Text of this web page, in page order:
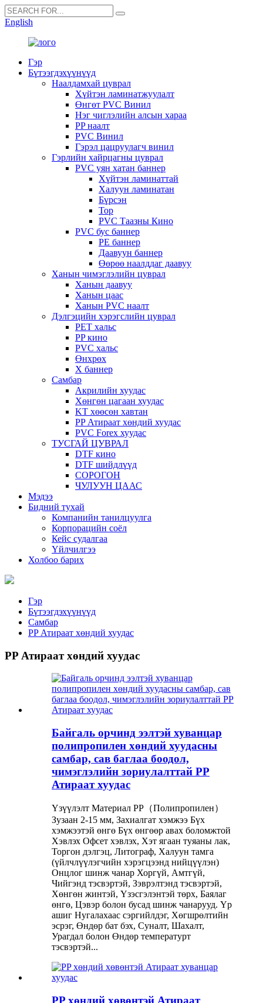
English
Гэр
Бүтээгдэхүүнүүд
Наалдамхай цуврал
Хүйтэн ламинатжуулалт
Өнгөт PVC Винил
Нэг чиглэлийн алсын хараа
PP наалт
PVC Винил
Гэрэл цацруулагч винил
Гэрлийн хайрцагны цуврал
PVC уян хатан баннер
Хүйтэн ламинаттай
Халуун ламинатан
Бүрсэн
Тор
PVC Таазны Кино
PVC бус баннер
PE баннер
Даавуун баннер
Өөрөө наалддаг даавуу
Ханын чимэглэлийн цуврал
Ханын даавуу
Ханын цаас
Ханын PVC наалт
Дэлгэцийн хэрэгслийн цуврал
PET хальс
PP кино
PVC хальс
Өнхрөх
X баннер
Самбар
Акрилийн хуудас
Хөнгөн цагаан хуудас
KT хөөсөн хавтан
PP Атираат хөндий хуудас
PVC Forex хуудас
ТУСГАЙ ЦУВРАЛ
DTF кино
DTF шийдлүүд
СОРОГОН
ЧУЛУУН ЦААС
Мэдээ
Бидний тухай
Компанийн танилцуулга
Корпорацийн соёл
Кейс судалгаа
Үйлчилгээ
Холбоо барих
Гэр
Бүтээгдэхүүнүүд
Самбар
PP Атираат хөндий хуудас
PP Атираат хөндий хуудас
Байгаль орчинд ээлтэй хуванцар
полипропилен хөндий хуудасны
самбар, сав баглаа боодол,
чимэглэлийн зориулалттай PP
Атираат хуудас
Үзүүлэлт Материал PP（Полипропилен）
Зузаан 2-15 мм, Захиалгат хэмжээ Бүх
хэмжээтэй өнгө Бүх өнгөөр ​​​​авах боломжтой
Хэвлэх Офсет хэвлэх, Хэт ягаан туяаны лак,
Торгон дэлгэц, Литограф, Халуун тамга
(үйлчлүүлэгчийн хэрэгцээнд нийцүүлэн)
Онцлог шинж чанар Хоргүй, Амтгүй,
Чийгэнд тэсвэртэй, Зэврэлтэнд тэсвэртэй,
Хөнгөн жинтэй, Үзэсгэлэнтэй төрх, Баялаг
өнгө, Цэвэр болон бусад шинж чанарууд. Үр
ашиг Нугалахаас сэргийлдэг, Хөгшрөлтийн
эсрэг, Өндөр бат бэх, Суналт, Шахалт,
Урагдал болон Өндөр температурт
тэсвэртэй...
PP хөндий хөвөнтэй Атираат